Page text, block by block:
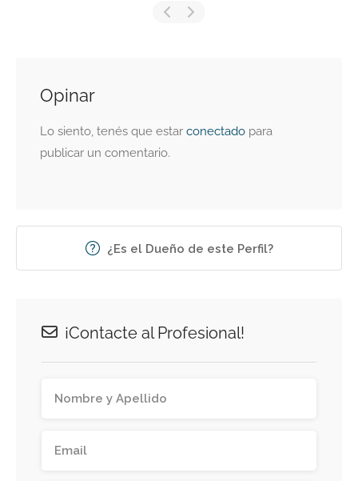
Opinar
Lo siento, tenés que estar conectado para
publicar un comentario.
¿Es el Dueño de este Perfil?
¡Contacte al Profesional!